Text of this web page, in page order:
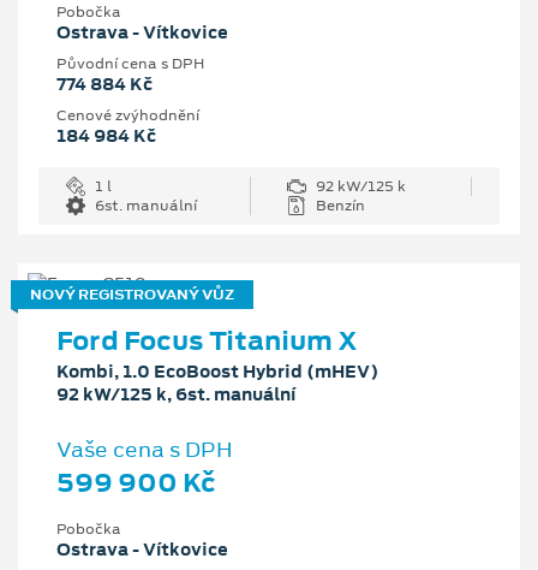
Pobočka
Ostrava - Vítkovice
Původní cena s DPH
774 884 Kč
Cenové zvýhodnění
184 984 Kč
1 l
92 kW/125 k
6st. manuální
Benzín
NOVÝ REGISTROVANÝ VŮZ
Ford Focus Titanium X
Kombi, 1.0 EcoBoost Hybrid (mHEV)
92 kW/125 k, 6st. manuální
Vaše cena s DPH
599 900 Kč
Pobočka
Ostrava - Vítkovice